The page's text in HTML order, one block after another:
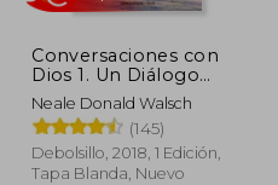
20%
Conversaciones con
Dios 1. Un Diálogo
Singular
Neale Donald Walsch
(145)
Debolsillo, 2018, 1 Edición,
Tapa Blanda, Nuevo